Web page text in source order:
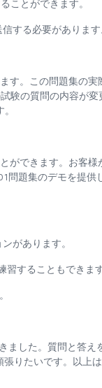
ことができます。
する必要がありま
す。この問題集の実
験の質問の内容が変
ができます。お客様
問題集のデモを提供
があります。
習することもできま
ました。質問と答え
りたいです。以上